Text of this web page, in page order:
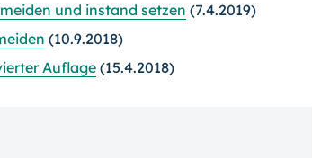
und instand setzen (7.4.2019)
(10.9.2018)
Auflage(15.4.2018)